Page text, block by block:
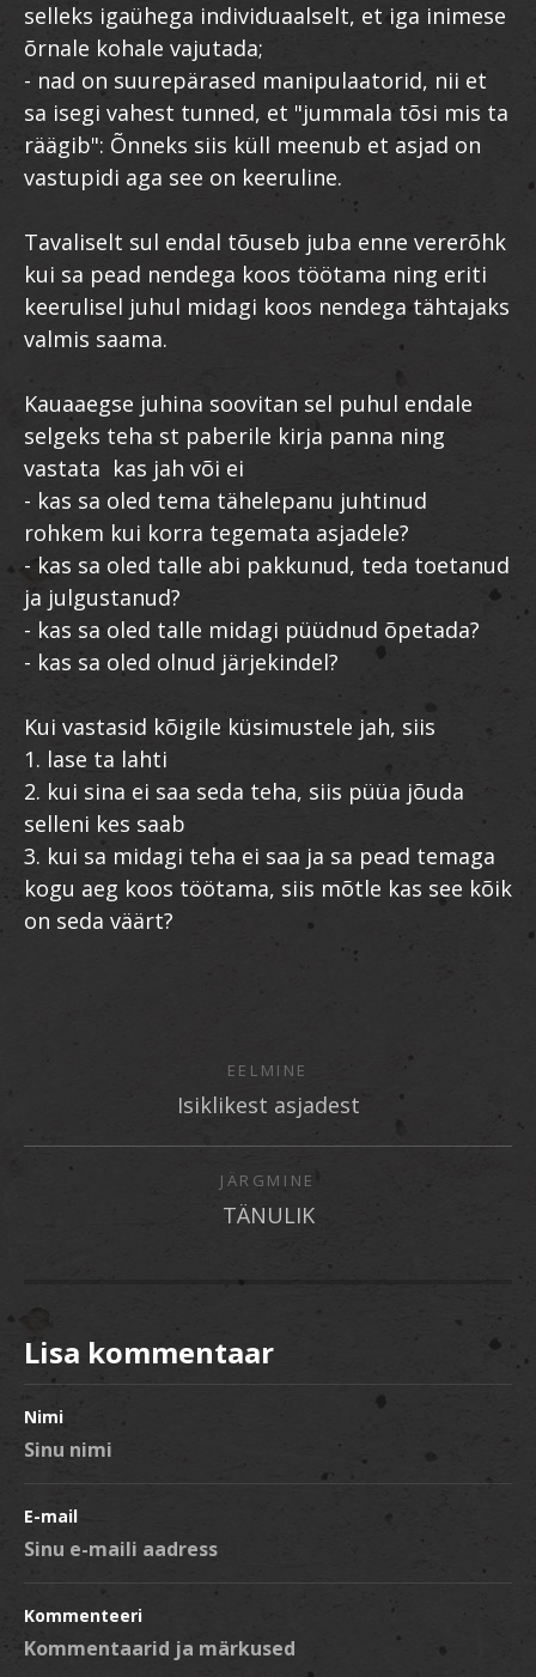
selleks igaühega individuaalselt, et iga inimese
õrnale kohale vajutada;
- nad on suurepärased manipulaatorid, nii et
sa isegi vahest tunned, et "jummala tõsi mis ta
räägib": Õnneks siis küll meenub et asjad on
vastupidi aga see on keeruline.
Tavaliselt sul endal tõuseb juba enne vererõhk
kui sa pead nendega koos töötama ning eriti
keerulisel juhul midagi koos nendega tähtajaks
valmis saama.
Kauaaegse juhina soovitan sel puhul endale
selgeks teha st paberile kirja panna ning
vastata kas jah või ei
- kas sa oled tema tähelepanu juhtinud
rohkem kui korra tegemata asjadele?
- kas sa oled talle abi pakkunud, teda toetanud
ja julgustanud?
- kas sa oled talle midagi püüdnud õpetada?
- kas sa oled olnud järjekindel?
Kui vastasid kõigile küsimustele jah, siis
1. lase ta lahti
2. kui sina ei saa seda teha, siis püüa jõuda
selleni kes saab
3. kui sa midagi teha ei saa ja sa pead temaga
kogu aeg koos töötama, siis mõtle kas see kõik
on seda väärt?
EELMINE
Isiklikest asjadest
JÄRGMINE
TÄNULIK
Lisa kommentaar
Nimi
E-mail
Kommenteeri